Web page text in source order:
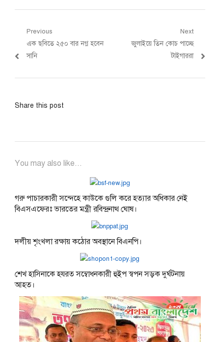
Post
navigation
Previous
Previous
post:
এক ছবিতে ২৫০ বার নগ্ন হবেন
সানি
Next
Next
জুলাইয়ে তিন কোচ পাচ্ছে
টাইগাররা
Share this post
You may also like...
গরু পাচারকারী সন্দেহে কাউকে গুলি করে হত্যার অধিকার নেই
বিএসএফেরঃ ভারতের মন্ত্রী রবিন্দ্রনাথ ঘোষ।
দলীয় শৃংখলা রক্ষায় কঠোর অবস্থানে বিএনপি।
শেখ হাসিনাকে হযরত সম্বোধনকারী হুইপ স্বপন সড়ক দুর্ঘটনায়
আহত।